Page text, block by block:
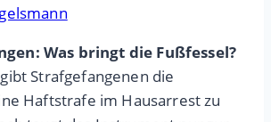
Was bringt die Fußfessel?
Strafgefangenen die
Haftstrafe im Hausarrest zu